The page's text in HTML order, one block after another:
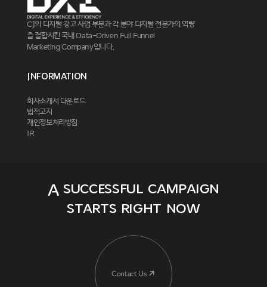
CJ의 디지털 광고 사업 부문과 각 분야 디지털 전문가의 역량
을 결합시킨 국내 Data-Driven Full Funnel
Marketing Company입니다.
Information
회사소개서 다운로드
법적고지
개인정보처리방침
IR
A successful campaign
starts right now
Contact Us